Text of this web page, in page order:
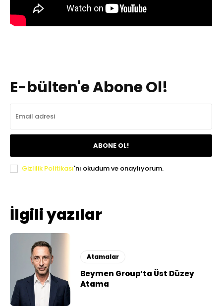
E-bülten'e Abone Ol!
ABONE OL!
Gizlilik Politikası'nı okudum ve onaylıyorum.
İlgili yazılar
Atamalar
Beymen Group’ta Üst Düzey
Atama